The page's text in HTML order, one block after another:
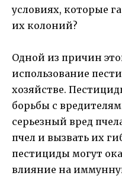
условиях, которые
их колоний?
Одной из причин
использование
хозяйстве.
борьбы с
серьезный вред
пчел и вызвать их
пестициды могут
влияние на